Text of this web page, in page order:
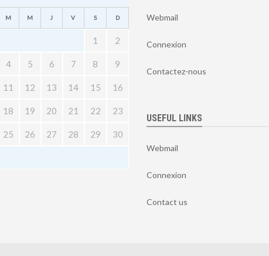
M M J V S D
1 2
4 5 6 7 8 9
11 12 13 14 15 16
18 19 20 21 22 23
25 26 27 28 29 30
Webmail
Connexion
Contactez-nous
USEFUL LINKS
Webmail
Connexion
Contact us